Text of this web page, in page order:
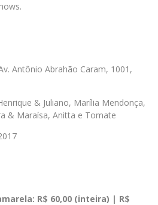
Antônio Abrahão Caram, 1001,
& Juliano, Marília Mendonça,
& Maraísa, Anitta e Tomate
R$ 60,00 (inteira) | R$